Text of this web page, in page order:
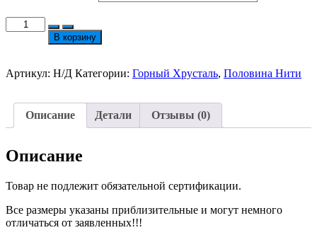
Количество
товара
Крошка
Нить
35/18см
В корзину
Артикул: Н/Д Категории: Горный Хрусталь, Половина Нити
Описание Детали Отзывы (0)
Описание
Товар не подлежит обязательной сертификации.
Все размеры указаны приблизительные и могут немного
отличаться от заявленных!!!